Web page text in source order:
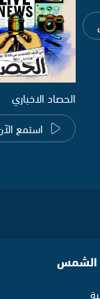
الحصاد الاخباري
استمع
الشمس